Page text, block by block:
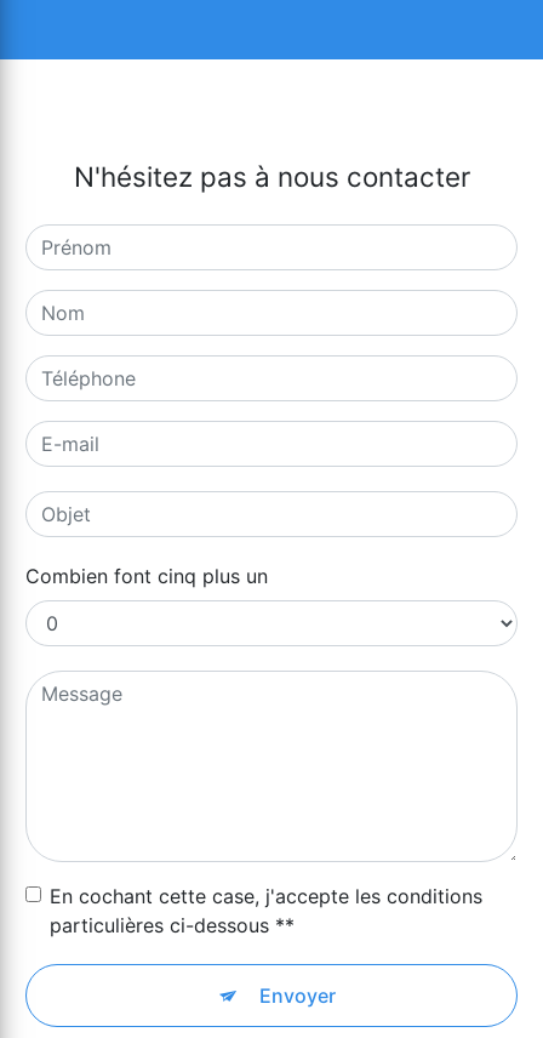
N'hésitez pas à nous contacter
Combien font cinq plus un
En cochant cette case, j'accepte les conditions
particulières ci-dessous **
Envoyer